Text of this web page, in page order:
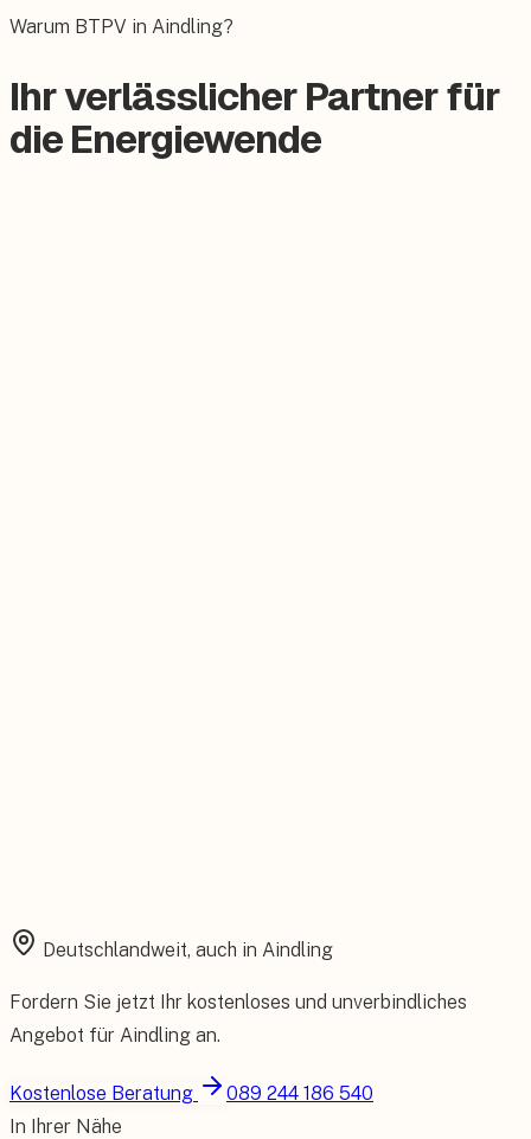
Warum BTPV in Aindling?
Ihr verlässlicher Partner für
die Energiewende
Deutschlandweit, auch in Aindling
Fordern Sie jetzt Ihr kostenloses und unverbindliches
Angebot für Aindling an.
Kostenlose Beratung
089 244 186 540
In Ihrer Nähe